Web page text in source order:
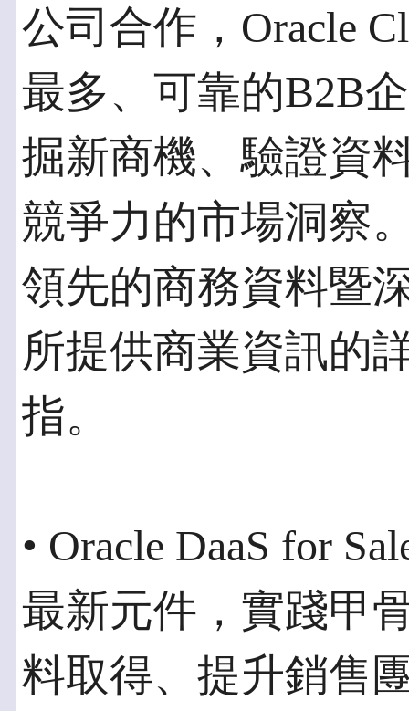
公司合作，Oracle
最多、可靠的B2B
掘新商機、驗證資
競爭力的市場洞察
領先的商務資料暨
所提供商業資訊的
指。
• Oracle DaaS for
最新元件，實踐甲
料取得、提升銷售